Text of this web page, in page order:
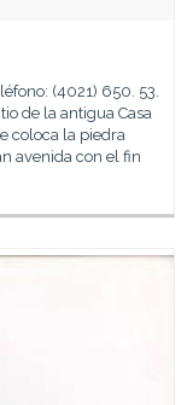
(4021) 650. 53.
de la antigua Casa
coloca la piedra
avenida con el fin